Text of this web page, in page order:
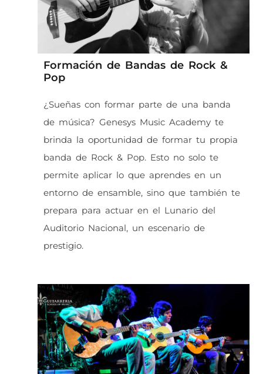
Formación de Bandas de Rock &
Pop
¿Sueñas con formar parte de una banda
de música? Genesys Music Academy te
brinda la oportunidad de formar tu propia
banda de Rock & Pop. Esto no solo te
permite aplicar lo que aprendes en un
entorno de ensamble, sino que también te
prepara para actuar en el Lunario del
Auditorio Nacional, un escenario de
prestigio.